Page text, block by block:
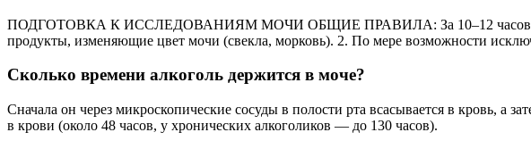
ПОДГОТОВКА К ИССЛЕДОВАНИЯМ МОЧИ ОБЩИЕ ПРАВИЛА: За 10–12 часов до
продукты, изменяющие цвет мочи (свекла, морковь). 2. По мере возможности
Сколько времени алкоголь держится в моче?
Сначала он через микроскопические сосуды в полости рта всасывается в кровь, а
в крови (около 48 часов, у хронических алкоголиков — до 130 часов).